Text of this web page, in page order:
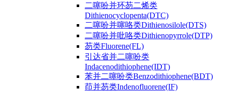
二噻吩并环芴二烯类
Dithienocyclopenta(DTC)
二噻吩并噻咯类Dithienosilole(DTS)
二噻吩并吡咯类Dithienopyrrole(DTP)
芴类Fluorene(FL)
引达省并二噻吩类
Indacenodithiophene(IDT)
苯并二噻吩类Benzodithiophene(BDT)
茚并芴类Indenofluorene(IF)